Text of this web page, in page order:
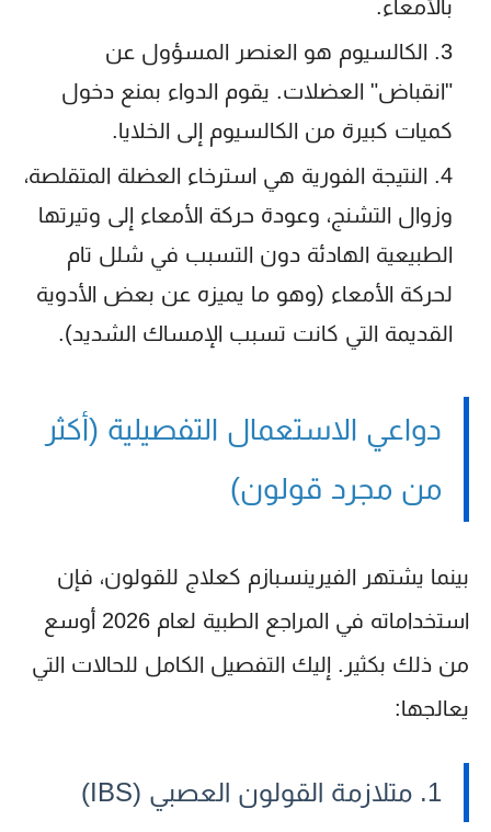
بالأمعاء.
الكالسيوم هو العنصر المسؤول عن
"انقباض" العضلات. يقوم الدواء بمنع دخول
كميات كبيرة من الكالسيوم إلى الخلايا.
النتيجة الفورية هي استرخاء العضلة المتقلصة،
وزوال التشنج، وعودة حركة الأمعاء إلى وتيرتها
الطبيعية الهادئة دون التسبب في شلل تام
لحركة الأمعاء (وهو ما يميزه عن بعض الأدوية
القديمة التي كانت تسبب الإمساك الشديد).
دواعي الاستعمال التفصيلية (أكثر
من مجرد قولون)
بينما يشتهر الفيرينسبازم كعلاج للقولون، فإن
استخداماته في المراجع الطبية لعام 2026 أوسع
من ذلك بكثير. إليك التفصيل الكامل للحالات التي
يعالجها:
1. متلازمة القولون العصبي (IBS)